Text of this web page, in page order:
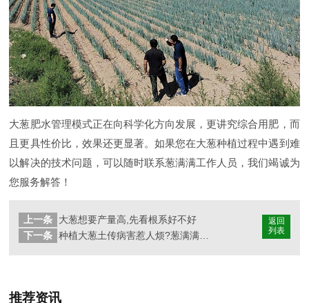
大葱肥水管理模式正在向科学化方向发展，更讲究综合用肥，而
且更具性价比，效果还更显著。如果您在大葱种植过程中遇到难
以解决的技术问题，可以随时联系葱满满工作人员，我们竭诚为
您服务解答！
返回
列表
上一条
大葱想要产量高,先看根系好不好
下一条
推荐资讯